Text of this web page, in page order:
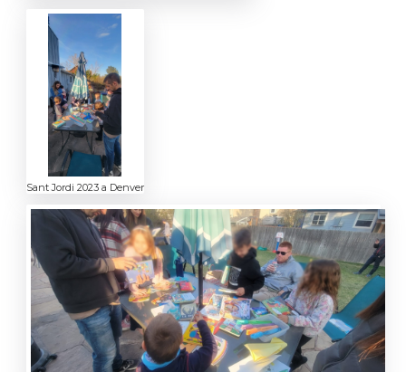
Sant Jordi 2023 a Denver